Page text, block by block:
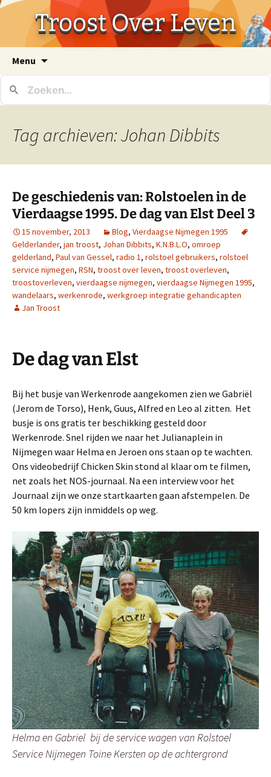
Troost Over Leven
Menu
inhoud
Tag archieven: Johan Dibbits
De geschiedenis van: Rolstoelen in de
Vierdaagse 1995. De dag van Elst Deel 3
15 november, 2013 Blog, Vierdaagse Nijmegen 1995
Gelderlander, jan troost, Johan Dibbits, K.N.B.L.O, omroep
gelderland, Paul van Gessel, radio 1, rolstoel gebruikers, rolstoel
service nijmegen, RSN, troost over leven, troost overleven,
troostoverleven, vierdaagse nijmegen, vierdaagse Nijmegen 1995,
wandelaars, werkenrode, werkgroep integratie gehandicapten
Jan Troost
De dag van Elst
Bij het busje van Werkenrode aangekomen zien we Gabriël
(Jerom de Torso), Henk, Guus, Alfred en Leo al zitten. Het
busje is ons gratis ter beschikking gesteld door
Werkenrode. Snel rijden we naar het Julianaplein in
Nijmegen waar Helma en Jeroen ons staan op te wachten.
Ons videobedrijf Chicken Skin stond al klaar om te filmen,
net zoals het NOS-journaal. Na een interview voor het
Journaal zijn we onze startkaarten gaan afstempelen. De
50 km lopers zijn inmiddels op weg.
Helma en Gabriel bij de service wagen van Rolstoel
Service Nijmegen Toine Kersten op de achtergrond